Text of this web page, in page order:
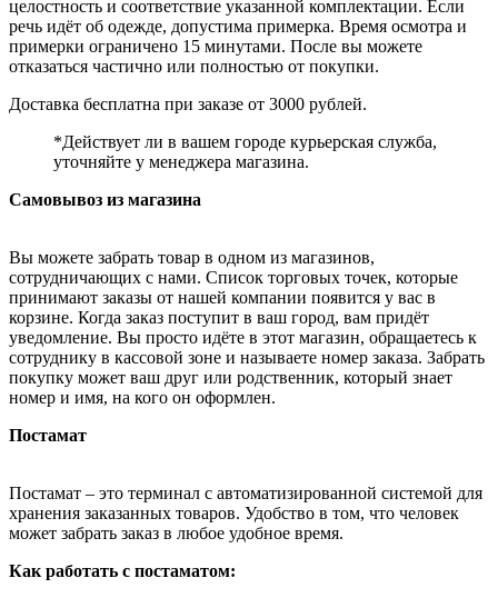
целостность и соответствие указанной комплектации. Если
речь идёт об одежде, допустима примерка. Время осмотра и
примерки ограничено 15 минутами. После вы можете
отказаться частично или полностью от покупки.
Доставка бесплатна при заказе от 3000 рублей.
*Действует ли в вашем городе курьерская служба,
уточняйте у менеджера магазина.
Самовывоз из магазина
Вы можете забрать товар в одном из магазинов,
сотрудничающих с нами. Список торговых точек, которые
принимают заказы от нашей компании появится у вас в
корзине. Когда заказ поступит в ваш город, вам придёт
уведомление. Вы просто идёте в этот магазин, обращаетесь к
сотруднику в кассовой зоне и называете номер заказа. Забрать
покупку может ваш друг или родственник, который знает
номер и имя, на кого он оформлен.
Постамат
Постамат – это терминал с автоматизированной системой для
хранения заказанных товаров. Удобство в том, что человек
может забрать заказ в любое удобное время.
Как работать с постаматом: